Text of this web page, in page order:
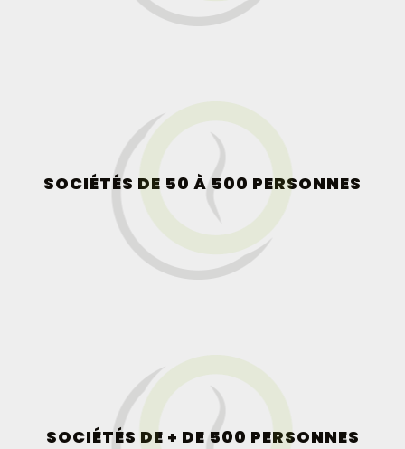
SOCIÉTÉS DE 50 À 500 PERSONNES
SOCIÉTÉS DE + DE 500 PERSONNES